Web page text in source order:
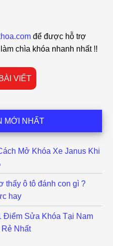
để được hỗ trợ
chìa khóa nhanh nhất !!
VIẾT
MỚI NHẤT
Mở Khóa Xe Janus Khi
thấy ô tô đánh con gì ?
hay
Điểm Sửa Khóa Tại Nam
Nhất